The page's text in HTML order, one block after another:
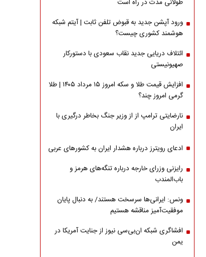
طولانی مدت در راه است
ورود آپشن جدید به قبوض تلفن ثابت | آیتم شبکه
هوشمند کشوری چیست؟
ائتلاف دریایی جدید نقاب سعودی با دستورکار
صهیونیستی
افزایش قیمت طلا و سکه امروز ۱۵ مرداد ۱۴۰۵ | طلا
گرمی امروز چند؟
نارضایتی ترامپ از از وزیر جنگ بخاطر درگیری با
ایران
ادعای رویترز درباره هشدار ایران به کشورهای عربی
رایزنی وزرای خارجه درباره تنگه‌های هرمز و
باب‌المندب
ونس: ایرانی‌ها سرسخت هستند/ به دنبال پایان
موفقیت‌آمیز مناقشه هستیم
افشاگری شبکه ان‌بی‌سی نیوز از جنایت آمریکا در
یمن